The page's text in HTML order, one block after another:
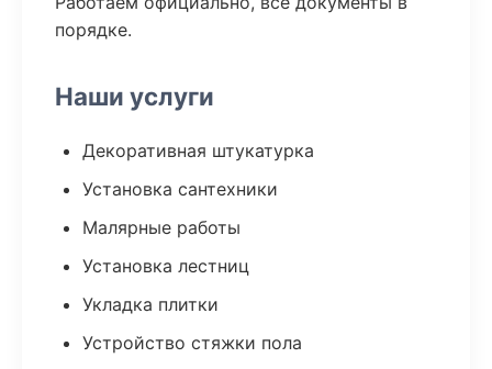
порядке.
Наши услуги
Декоративная штукатурка
Установка сантехники
Малярные работы
Установка лестниц
Укладка плитки
Устройство стяжки пола